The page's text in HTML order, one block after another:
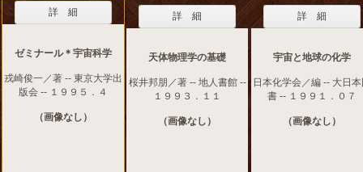
詳 細
ゼミナール＊宇宙科学
戎崎俊一／著 -- 東京大学出
版会 -- １９９５．４
（画像なし）
詳 細
天体物理学の基礎
桜井邦朋／著 -- 地人書館 --
１９９３．１１
（画像なし）
詳 細
宇宙と地球の化学
日本化学会／編 -- 大日
書 -- １９９１．０７
（画像なし）